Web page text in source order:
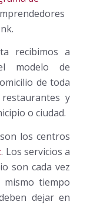
recibimos a
modelo de
de toda
y
o ciudad.
los centros
. Los servicios a
son cada vez
tiempo
dejar en